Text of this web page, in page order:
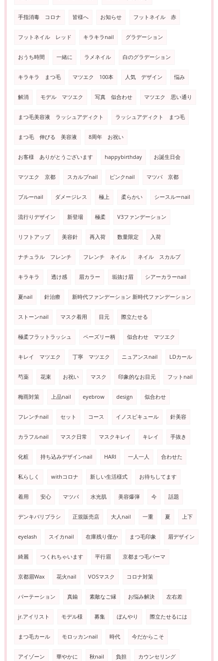
手指消毒 コロナ 皆様へ お知らせ フットネイル 赤
フットネイル レッド キラキラnail グラデーション
おうち時間 一緒に ラメネイル 白のグラデーション
キラキラ まつ毛 マツエク 100本 人気 デザイン 悩み
解消 モデル マツエク 写真 似合わせ マツエク 思い通り
まつ毛美容液 ラッシュアディクト ラッシュアディクト まつ毛
まつ毛 伸びる 美容液 8周年 お祝い
お客様 ありがとうございます happybirthday お誕生日会
マツエク 京都 スカルプnail ピンクnail マツパ 京都
ブルーnail ダメージレス 極上 柔らかい シースルーnail
流行りデザイン 新登場 極柔 V3ファンデーション
リフトアップ 美容針 再入荷 数量限定 入荷
ナチュラル フレンチ フレンチ ネイル ネイル スカルプ
キラキラ 透け感 眉カラー 垢抜け眉 シアーカラーnail
夏nail 針治療 新時代ファンデーション 新時代ファンデーション
ストーンnail マスク着用 目元 際立たせる
極柔フラットラッシュ ペーズリー柄 似合わせ マツエク
キレイ マツエク 丁寧 マツエク ニュアンスnail LDカール
芍薬 花束 お祝い マスク 印象的なお目元 フットnail
梅雨対策 上品nail eyebrow design 似合わせ
フレンチnail セット コース イノスピキュール 針美容
カラフルnail マスク日常 マスクキレイ キレイ 手抜き
化粧 持ち込みデザインnail HARI 一人一人 合わせた
私らしく withコロナ 新しい生活様式 お待ちしてます
着用 安心 マツパ 水光肌 美容爆弾 今 話題
デンキバリブラシ 正規販売店 大人nail 一重 夏 上下
eyelash スイカnail 在庫残り僅か まつ毛印象 眉デザイン
綺麗 つくれちゃいます 平行眉 京都まつ毛パーマ
京都眉Wax 花火nail VOSマスク コロナ対策
パーテーション 真鍮 素敵なご縁 お悩み解決 左右差
jr.アイリスト モデル様 募集 ぼんやり 際立たせるには
まつ毛カール モロッカンnail 時代 今だからこそ
アイゾーン 華やかに 秋nail 負担 カウンセリング